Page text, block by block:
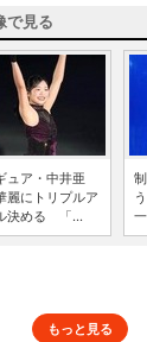
で見る
ュア・中井亜
麗にトリプルア
決める 「...
もっと見る